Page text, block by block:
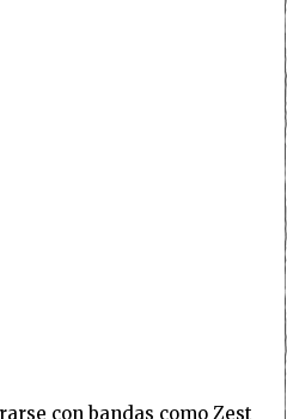
con bandas como Zest